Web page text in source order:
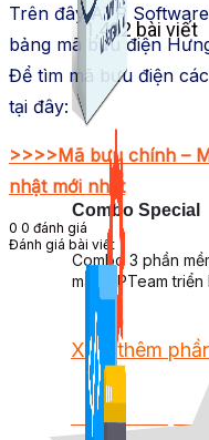
1,422 bài viết
Combo Special
Combo 3 phần
mà ATPTeam triển
Xem thêm
Xem thêm
Trên đây ATP
bảng mã bưu điện
Để tìm mã bưu điện
tại đây:
>>>>Mã bưu chính –
nhật mới nhất
0 0 đánh giá
Đánh giá bài viết